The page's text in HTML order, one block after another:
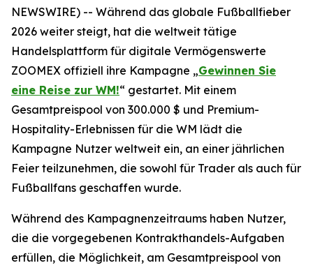
NEWSWIRE) -- Während das globale Fußballfieber
2026 weiter steigt, hat die weltweit tätige
Handelsplattform für digitale Vermögenswerte
ZOOMEX offiziell ihre Kampagne „Gewinnen Sie
eine Reise zur WM!“ gestartet. Mit einem
Gesamtpreispool von 300.000 $ und Premium-
Hospitality-Erlebnissen für die WM lädt die
Kampagne Nutzer weltweit ein, an einer jährlichen
Feier teilzunehmen, die sowohl für Trader als auch für
Fußballfans geschaffen wurde.
Während des Kampagnenzeitraums haben Nutzer,
die die vorgegebenen Kontrakthandels-Aufgaben
erfüllen, die Möglichkeit, am Gesamtpreispool von